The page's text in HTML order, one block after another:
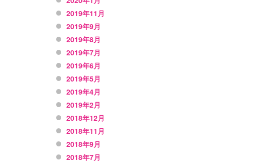
2019年11月
2019年9月
2019年8月
2019年7月
2019年6月
2019年5月
2019年4月
2019年2月
2018年12月
2018年11月
2018年9月
2018年7月